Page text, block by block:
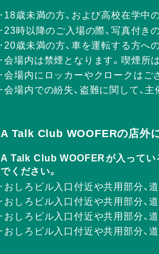
18歳未満の方、および高校在学中
23時以降のご入場の際、写真付き
20歳未満の方、車を運転する方へ
会場内は禁煙となります。喫煙所
会場内にロッカーやクロークはご
会場内での紛失、盗難に関して、
A Talk Club WOOFERの店外
A Talk Club WOOFERが入ってい
でください。
おしろビル入口付近や共用部分、
おしろビル入口付近や共用部分、
おしろビル入口付近や共用部分、
おしろビル入口付近や共用部分、